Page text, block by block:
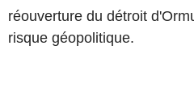
réouverture du détroit
risque géopolitique.